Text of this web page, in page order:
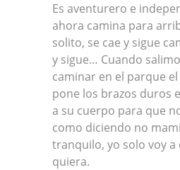
Es aventurero e
ahora camina para
solito, se cae y sigue
y sigue… Cuando
caminar en el parque
pone los brazos duros
a su cuerpo para que
como diciendo no
tranquilo, yo solo voy a
quiera.